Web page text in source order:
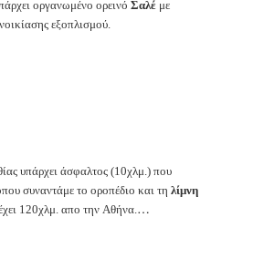
οργανωμένο ορεινό Σαλέ με
εξοπλισμού.
υπάρχει άσφαλτος (10χλμ.) που
συναντάμε το οροπέδιο και τη λίμνη
120χλμ. απο την Αθήνα.